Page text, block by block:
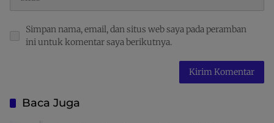
Simpan nama, email, dan situs web saya pada peramban
ini untuk komentar saya berikutnya.
Baca Juga